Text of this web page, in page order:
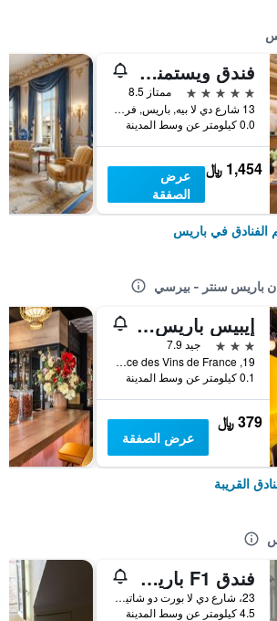
فندق ويستمنستر
5 نجوم
ممتاز 8.5
13 شارع دي لا بيه, باريس, فرنسا
0.0 كيلومتر عن وسط المدينة
1,454 ﷼
عرض
الصفقة
الفنادق في باريس
باريس سنتر - بيرسي
إيبيس باريس بيرسي فيليدج
3 نجوم
جيد 7.9
19, place des Vins de France, باريس, فرنسا
0.1 كيلومتر عن وسط المدينة
379 ﷼
عرض الصفقة
القريبة
فندق F1 باريس بورت دو شاتيلون
23، شارع دي لا بورت دو شاتيلون, باريس, فرنسا
4.5 كيلومتر عن وسط المدينة